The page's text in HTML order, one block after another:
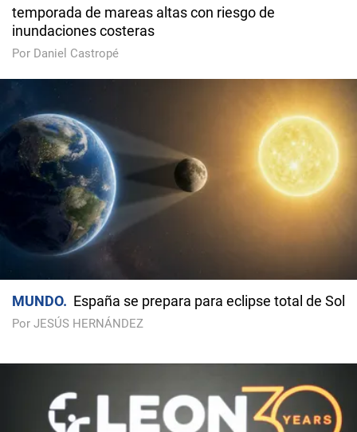
temporada de mareas altas con riesgo de
inundaciones costeras
Por Daniel Castropé
MUNDO España se prepara para eclipse total de Sol
Por JESÚS HERNÁNDEZ